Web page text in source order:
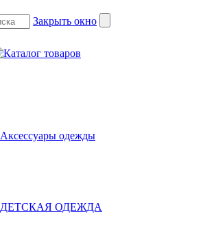
Закрыть окно
Аксессуары одежды
ДЕТСКАЯ ОДЕЖДА